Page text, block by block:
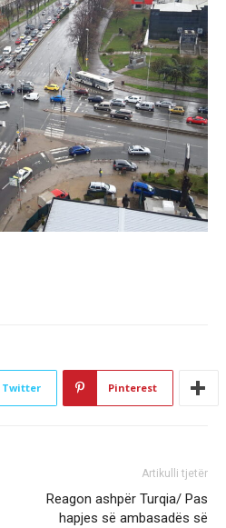
Twitter Pinterest
Artikulli tjetër
Reagon ashpër Turqia/ Pas
hapjes së ambasadës së